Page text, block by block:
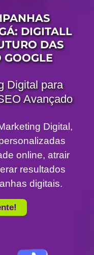
DIGITALL
DAS
GOOGLE
Digital para
Avançado
Digital,
online, atrair
resultados
digitais.